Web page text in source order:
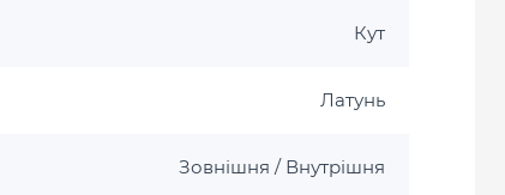
Кут
Латунь
Зовнішня / Внутрішня